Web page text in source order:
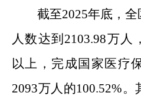
截至2025年底，全
人数达到 2103.98万人
以上 ，完成 国家医疗
2093万人的100.52%。